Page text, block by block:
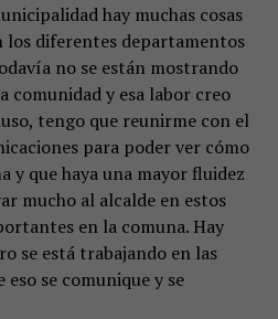
hay muchas cosas
los diferentes departamentos
no se están mostrando
comunidad y esa labor creo
tengo que reunirme con el
para poder ver cómo
y que haya una mayor fluidez
mucho al alcalde en estos
en la comuna. Hay
se está trabajando en las
eso se comunique y se